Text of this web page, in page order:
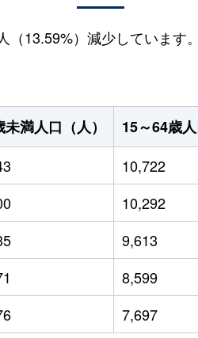
13.59%）減少しています。
未満人口（人） 15～64歳人
10,722
10,292
9,613
8,599
7,697